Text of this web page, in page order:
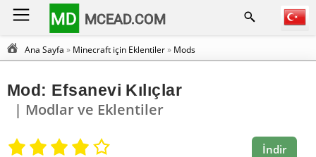
MD MCEAD.COM
Ana Sayfa » Minecraft için Eklentiler» Mods
Mod: Efsanevi Kılıçlar
| Modlar ve Eklentiler
İndir